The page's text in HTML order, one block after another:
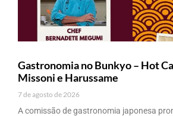
Gastronomia no Bunkyo – Hot
Missoni e Harussame
7 de agosto de 2026
A comissão de gastronomia japonesa